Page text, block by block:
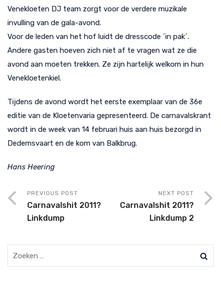
Venekloeten DJ team zorgt voor de verdere muzikale
invulling van de gala-avond.
Voor de leden van het hof luidt de dresscode ´in pak´.
Andere gasten hoeven zich niet af te vragen wat ze die
avond aan moeten trekken. Ze zijn hartelijk welkom in hun
Venekloetenkiel.
Tijdens de avond wordt het eerste exemplaar van de 36e
editie van de Kloetenvaria gepresenteerd. De carnavalskrant
wordt in de week van 14 februari huis aan huis bezorgd in
Dedemsvaart en de kom van Balkbrug.
Hans Heering
PREVIOUS POST
Carnavalshit 2011?
Linkdump
NEXT POST
Carnavalshit 2011?
Linkdump 2